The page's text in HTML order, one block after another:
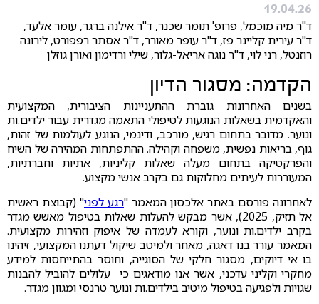
19.04.26
ד"ר מיה מוכמל, פרופ' תומר שכנר, ד"ר אילנה ברגר, עומר אלעד,
ד"ר עירית קליינר פז, ד"ר עופר מאורר, ד"ר אסתר רפפורט, לירונה
רוזנטל, רני לוי, ד"ר נוגה אריאל-גלור, שילי ורדימון ואורן גוזלן
הקדמה: מסגור הדיון
בשנים האחרונות גוברת ההתעניינות הציבורית, המקצועית
והאקדמית בשאלות הנוגעות לטיפולי התאמה מגדרית עבור ילדים.ות
ונוער. מדובר בתחום רגיש, מורכב, ודינמי, הנוגע לעולמות של זהות,
גוף, בריאות נפשית, משפחה וקהילה. ההתפתחות המהירה של השיח
והפרקטיקה בתחום מעלה שאלות קליניות, אתיות וחברתיות,
המעוררות לעיתים מחלוקות גם בקרב אנשי מקצוע.
לאחרונה פורסם באתר אלכסון המאמר "רגע לפני" (קבוצת ראשית
אל תזיק, 2025), אשר מבקש להעלות שאלות בטיפול מאשש מגדר
בקרב ילדים.ות ונוער, וקורא לעמדה של איפוק וזהירות מקצועית.
המאמר עורר בנו דאגה, מאחר ולמיטב שיקול דעתנו המקצועי, זיהינו
בו אי דיוקים, מסגור חלקי של הסוגייה, וחוסר בהתייחסות למידע
מחקרי וקליני עדכני, אשר אנו מודאגים כי עלולים להוביל להבנות
שגויות ולפגיעה בטיפול מיטיב בילדים.ות ונוער טרנסי ומגוון מגדר.